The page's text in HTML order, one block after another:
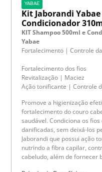
YABAE
Kit Jaborandi
Condicionador
KIT Shampoo 500ml e
Yabae
Fortalecimento | Controle
Fortalecimento dos fios
Revitalização | Maciez
Ação tonificante | Controle
Promove a higienização
fortalecimento do couro
saudável. Condiciona os
danificadas, sem deixá-los
Jaborandi que possui ação
nutrindo a fibra capilar,
cabeludo, além de fornecer